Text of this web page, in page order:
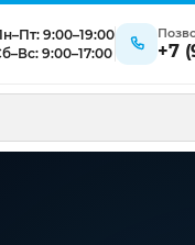
9:00–19:00
9:00–17:00
+7